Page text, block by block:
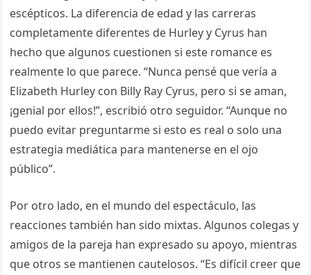
escépticos. La diferencia de edad y las carreras
completamente diferentes de Hurley y Cyrus han
hecho que algunos cuestionen si este romance es
realmente lo que parece. “Nunca pensé que vería a
Elizabeth Hurley con Billy Ray Cyrus, pero si se aman,
¡genial por ellos!”, escribió otro seguidor. “Aunque no
puedo evitar preguntarme si esto es real o solo una
estrategia mediática para mantenerse en el ojo
público”.
Por otro lado, en el mundo del espectáculo, las
reacciones también han sido mixtas. Algunos colegas y
amigos de la pareja han expresado su apoyo, mientras
que otros se mantienen cautelosos. “Es difícil creer que